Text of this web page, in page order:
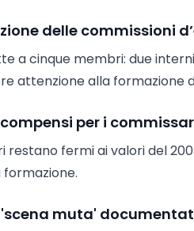
delle commissioni
a cinque membri: due
attenzione alla formazione
per i
restano fermi ai valori del
muta'